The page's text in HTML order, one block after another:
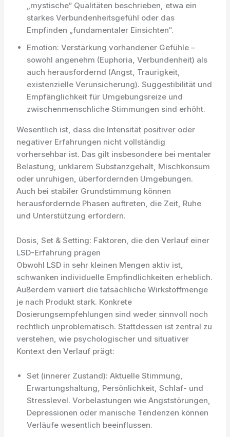
„mystische“ Qualitäten beschrieben, etwa ein
starkes Verbundenheitsgefühl oder das
Empfinden „fundamentaler Einsichten“.
Emotion: Verstärkung vorhandener Gefühle –
sowohl angenehm (Euphoria, Verbundenheit) als
auch herausfordernd (Angst, Traurigkeit,
existenzielle Verunsicherung). Suggestibilität und
Empfänglichkeit für Umgebungsreize und
zwischenmenschliche Stimmungen sind erhöht.
Wesentlich ist, dass die Intensität positiver oder
negativer Erfahrungen nicht vollständig
vorhersehbar ist. Das gilt insbesondere bei mentaler
Belastung, unklarem Substanzgehalt, Mischkonsum
oder unruhigen, überfordernden Umgebungen.
Auch bei stabiler Grundstimmung können
herausfordernde Phasen auftreten, die Zeit, Ruhe
und Unterstützung erfordern.
Dosis, Set & Setting: Faktoren, die den Verlauf einer
LSD-Erfahrung prägen
Obwohl LSD in sehr kleinen Mengen aktiv ist,
schwanken individuelle Empfindlichkeiten erheblich.
Außerdem variiert die tatsächliche Wirkstoffmenge
je nach Produkt stark. Konkrete
Dosierungsempfehlungen sind weder sinnvoll noch
rechtlich unproblematisch. Stattdessen ist zentral zu
verstehen, wie psychologischer und situativer
Kontext den Verlauf prägt:
Set (innerer Zustand): Aktuelle Stimmung,
Erwartungshaltung, Persönlichkeit, Schlaf- und
Stresslevel. Vorbelastungen wie Angststörungen,
Depressionen oder manische Tendenzen können
Verläufe wesentlich beeinflussen.